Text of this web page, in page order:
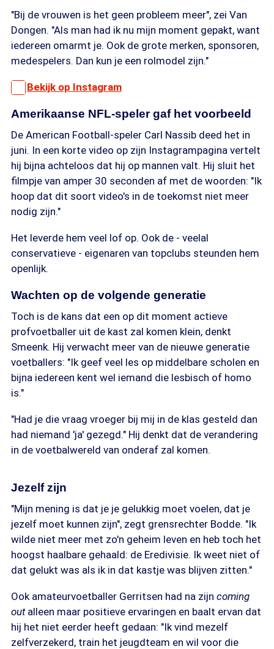
"Bij de vrouwen is het geen probleem meer", zei Van
Dongen. "Als man had ik nu mijn moment gepakt, want
iedereen omarmt je. Ook de grote merken, sponsoren,
medespelers. Dan kun je een rolmodel zijn."
Bekijk op Instagram
Amerikaanse NFL-speler gaf het voorbeeld
De American Football-speler Carl Nassib deed het in
juni. In een korte video op zijn Instagrampagina vertelt
hij bijna achteloos dat hij op mannen valt. Hij sluit het
filmpje van amper 30 seconden af met de woorden: "Ik
hoop dat dit soort video's in de toekomst niet meer
nodig zijn."
Het leverde hem veel lof op. Ook de - veelal
conservatieve - eigenaren van topclubs steunden hem
openlijk.
Wachten op de volgende generatie
Toch is de kans dat een op dit moment actieve
profvoetballer uit de kast zal komen klein, denkt
Smeenk. Hij verwacht meer van de nieuwe generatie
voetballers: "Ik geef veel les op middelbare scholen en
bijna iedereen kent wel iemand die lesbisch of homo
is."
"Had je die vraag vroeger bij mij in de klas gesteld dan
had niemand 'ja' gezegd." Hij denkt dat de verandering
in de voetbalwereld van onderaf zal komen.
Jezelf zijn
"Mijn mening is dat je je gelukkig moet voelen, dat je
jezelf moet kunnen zijn", zegt grensrechter Bodde. "Ik
wilde niet meer met zo'n geheim leven en heb toch het
hoogst haalbare gehaald: de Eredivisie. Ik weet niet of
dat gelukt was als ik in dat kastje was blijven zitten."
Ook amateurvoetballer Gerritsen had na zijn coming
outalleen maar positieve ervaringen en baalt ervan dat
hij het niet eerder heeft gedaan: "Ik vind mezelf
zelfverzekerd, train het jeugdteam en wil voor die